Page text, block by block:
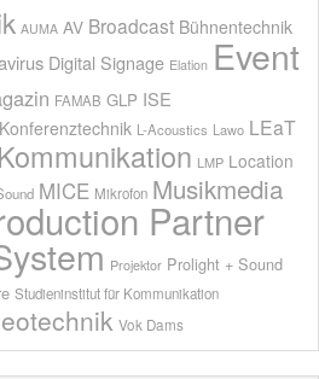
AUMA AV Broadcast Bühnentechnik
Digital Signage Elation Event
FAMAB GLP ISE
Konferenztechnik L-Acoustics Lawo LEaT
LMP Location
MICE Mikrofon Musikmedia
Partner
Projektor Prolight + Sound
Studieninstitut für Kommunikation
Vok Dams